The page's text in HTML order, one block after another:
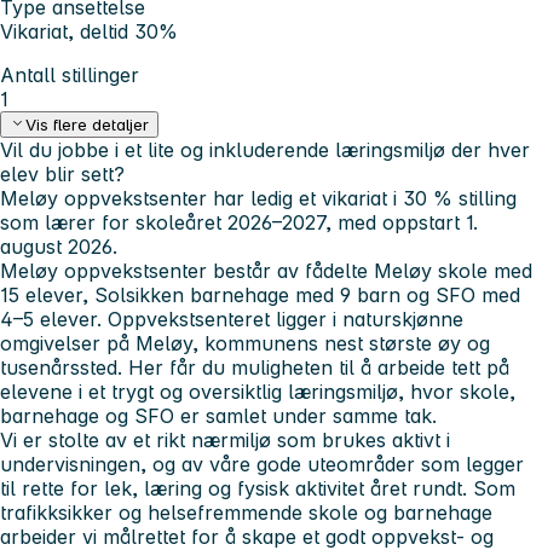
Type ansettelse
Vikariat, deltid 30%
Antall stillinger
1
Vis flere detaljer
Vil du jobbe i et lite og inkluderende læringsmiljø der hver
elev blir sett?
Meløy oppvekstsenter har ledig et vikariat i 30 % stilling
som lærer for skoleåret 2026–2027, med oppstart 1.
august 2026.
Meløy oppvekstsenter består av fådelte Meløy skole med
15 elever, Solsikken barnehage med 9 barn og SFO med
4–5 elever. Oppvekstsenteret ligger i naturskjønne
omgivelser på Meløy, kommunens nest største øy og
tusenårssted. Her får du muligheten til å arbeide tett på
elevene i et trygt og oversiktlig læringsmiljø, hvor skole,
barnehage og SFO er samlet under samme tak.
Vi er stolte av et rikt nærmiljø som brukes aktivt i
undervisningen, og av våre gode uteområder som legger
til rette for lek, læring og fysisk aktivitet året rundt. Som
trafikksikker og helsefremmende skole og barnehage
arbeider vi målrettet for å skape et godt oppvekst- og